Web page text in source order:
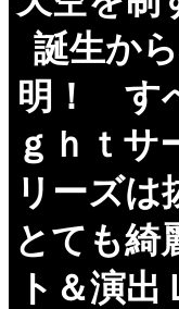
誕生か
明！ す
ｇｈｔ
リーズは
とても綺
ト＆演